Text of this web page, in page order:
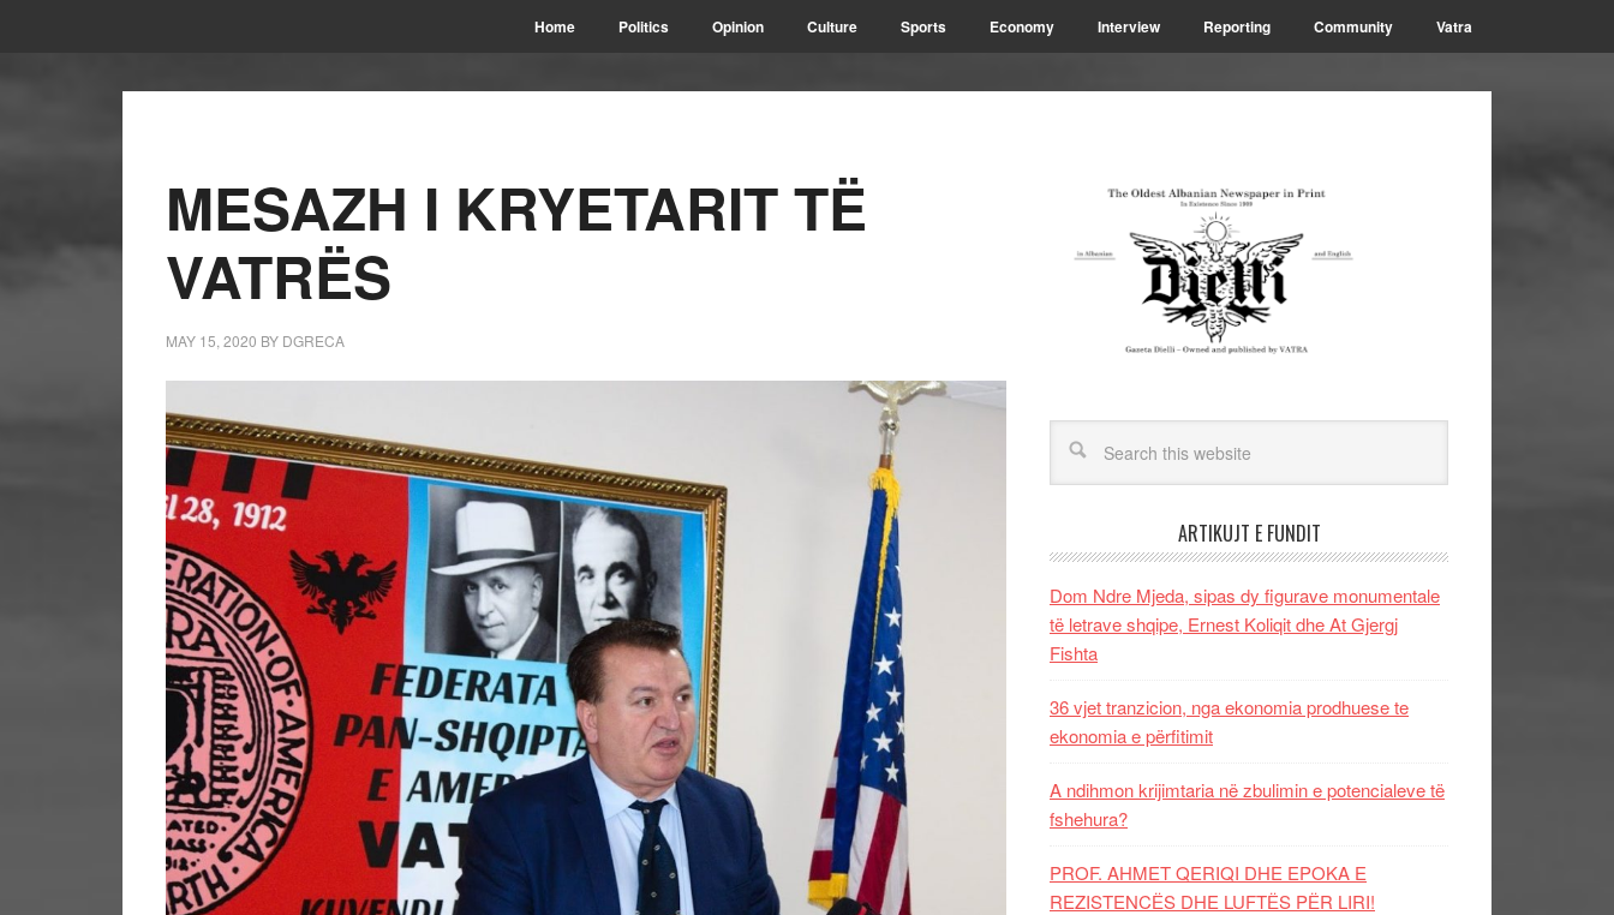
Home Politics Opinion Culture Sports Economy Interview Reporting Community Vatra
MESAZH I KRYETARIT TË
VATRËS
MAY 15, 2020 BY DGRECA
ARTIKUJT E FUNDIT
Dom Ndre Mjeda, sipas dy figurave monumentale
të letrave shqipe, Ernest Koliqit dhe At Gjergj
Fishta
36 vjet tranzicion, nga ekonomia prodhuese te
ekonomia e përfitimit
A ndihmon krijimtaria në zbulimin e potencialeve të
fshehura?
PROF. AHMET QERIQI DHE EPOKA E
REZISTENCЁS DHE LUFTЁS PЁR LIRI!